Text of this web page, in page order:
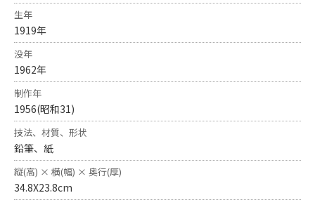
生年
1919年
没年
1962年
制作年
1956(昭和31)
技法、材質、形状
鉛筆、紙
縦(高) × 横(幅) × 奥行(厚)
34.8X23.8cm